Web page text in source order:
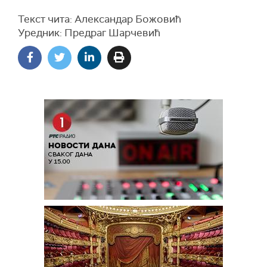
Текст чита: Александар Божовић
Уредник: Предраг Шарчевић